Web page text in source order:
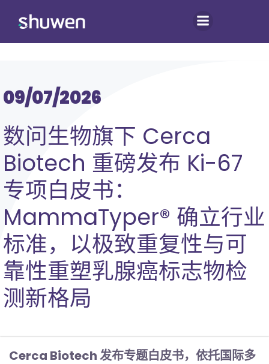
09/07/2026
数问生物旗下 Cerca
Biotech 重磅发布 Ki-67
专项白皮书：
MammaTyper® 确立行业
标准，以极致重复性与可
靠性重塑乳腺癌标志物检
测新格局
Cerca Biotech 发布专题白皮书，依托国际多